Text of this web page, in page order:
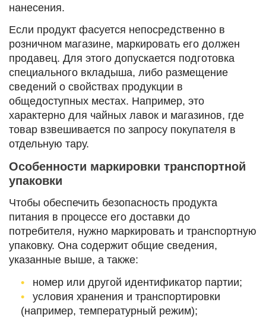
нанесения.
Если продукт фасуется непосредственно в
розничном магазине, маркировать его должен
продавец. Для этого допускается подготовка
специального вкладыша, либо размещение
сведений о свойствах продукции в
общедоступных местах. Например, это
характерно для чайных лавок и магазинов, где
товар взвешивается по запросу покупателя в
отдельную тару.
Особенности маркировки транспортной
упаковки
Чтобы обеспечить безопасность продукта
питания в процессе его доставки до
потребителя, нужно маркировать и транспортную
упаковку. Она содержит общие сведения,
указанные выше, а также:
номер или другой идентификатор партии;
условия хранения и транспортировки
(например, температурный режим);